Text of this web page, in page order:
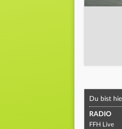
Du bist
RADIO
FFH Live